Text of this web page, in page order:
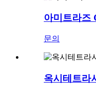
아미트라즈
문의
옥시테트라